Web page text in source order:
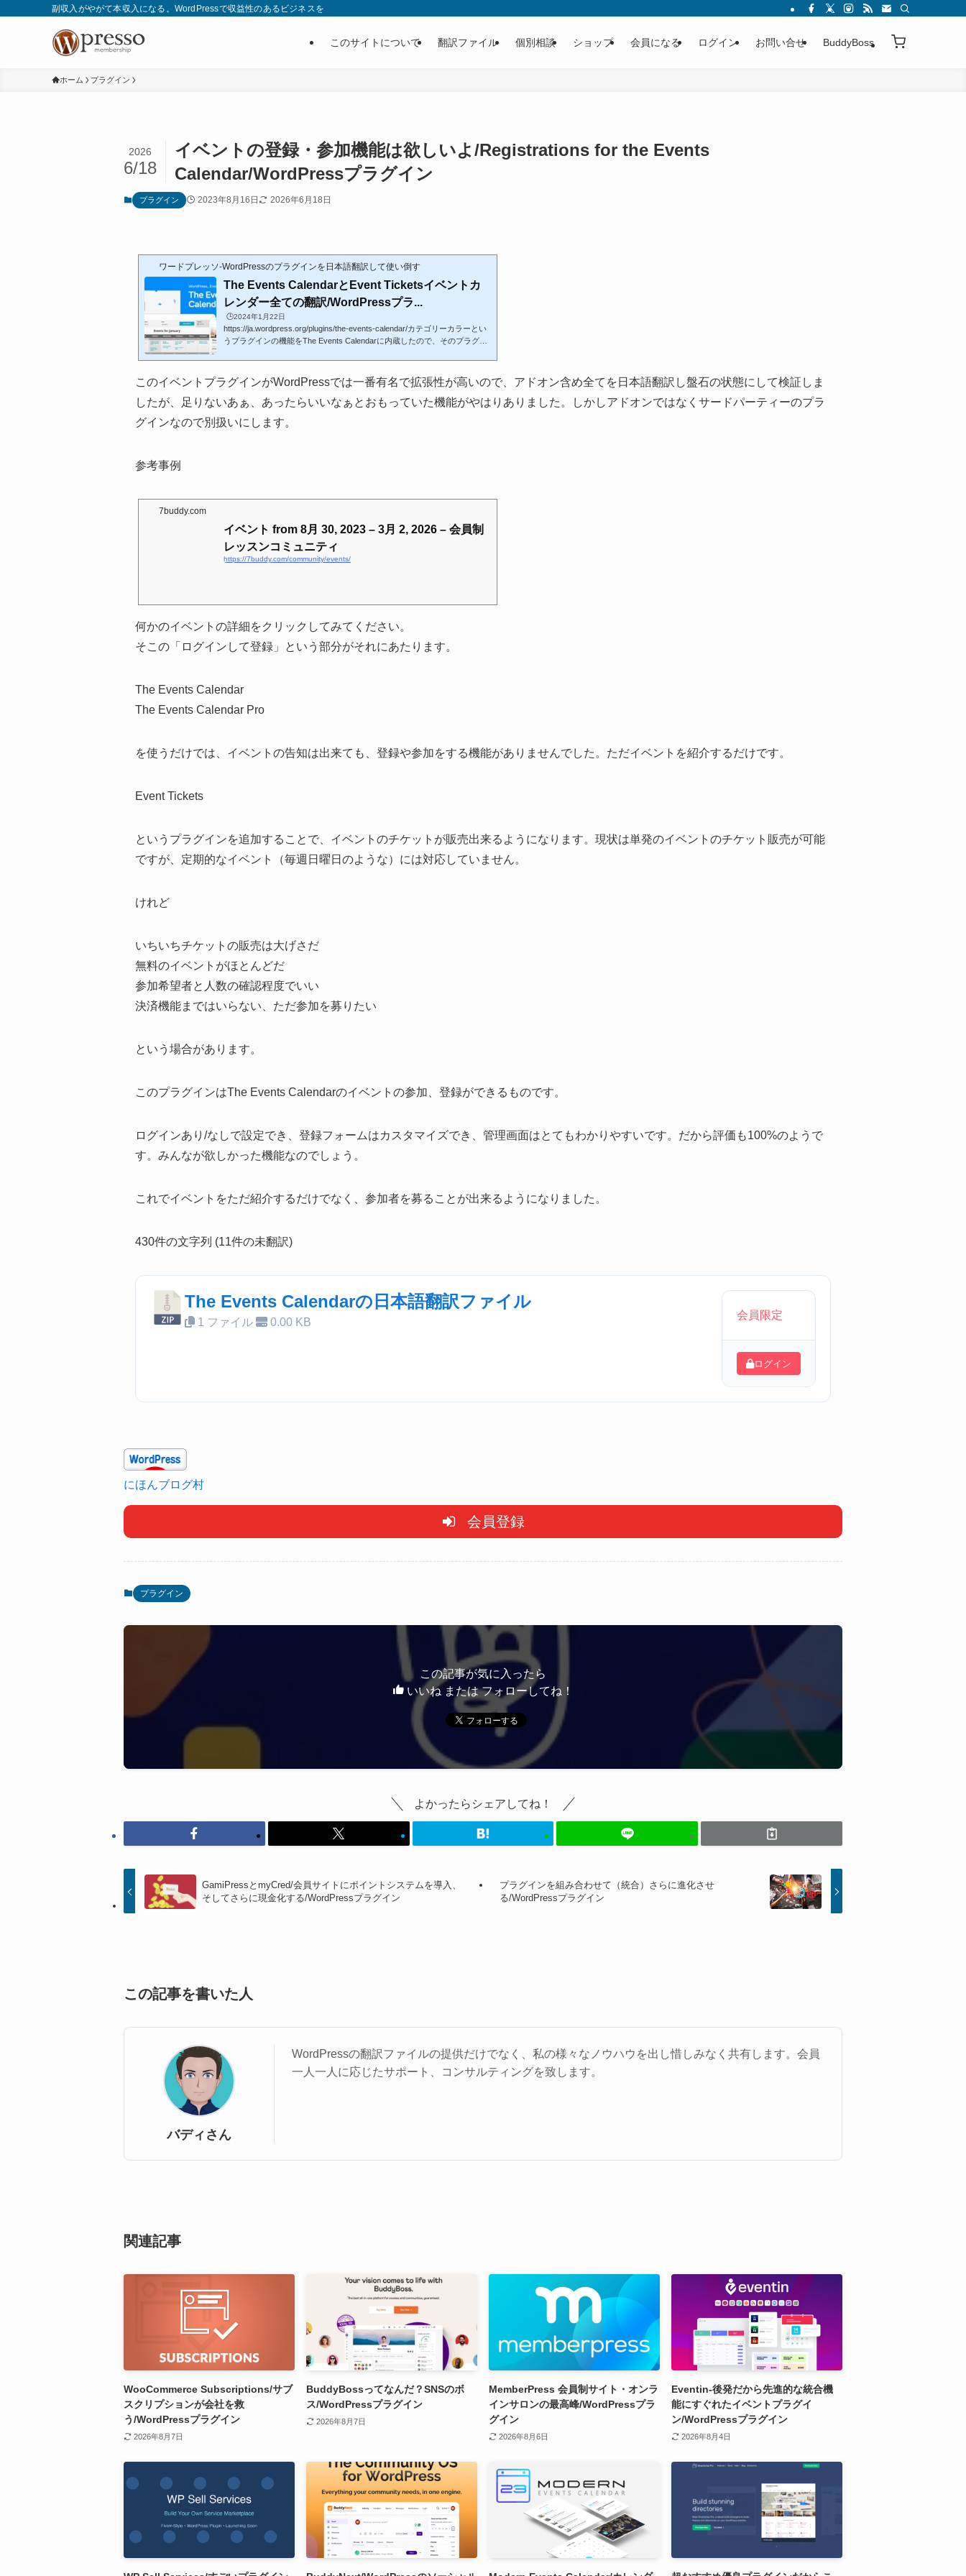
副収入がやがて本収入になる。WordPressで収益性のあるビジネスを
このサイトについて 翻訳ファイル 個別相談 ショップ 会員になる ログイン お問い合せ BuddyBoss
ホーム プラグイン
イベントの登録・参加機能は欲しいよ/Registrations for the Events
Calendar/WordPressプラグイン
2026
6/18
プラグイン 2023年8月16日 2026年6月18日
Registrations for the
Events Calendar – Event
Registration Plugin
100%
WP 6.5+
ワードプレッソ-WordPressのプラグインを日本語翻訳して使い倒す
The Events CalendarとEvent Ticketsイベントカ
レンダー全ての翻訳/WordPressプラ...
🕒️2024年1月22日
https://ja.wordpress.org/plugins/the-events-calendar/カテゴリーカラーとい
うプラグインの機能をThe Events Calendarに内蔵したので、そのプラグイ
--------WordPressで一番有名とおもわれるイベントカレンダープラグイン
です。コアプラグインよりもイベントチケットプラグインの方が翻訳文字
列が多いってどうかとおもう・・・デモサイトその存在は昔から知っては
このイベントプラグインがWordPressでは一番有名で拡張性が高いので、アドオン含め全てを日本語翻訳し盤石の状態にして検証しま
したが、足りないあぁ、あったらいいなぁとおもっていた機能がやはりありました。しかしアドオンではなくサードパーティーのプラ
グインなので別扱いにします。
参考事例
7buddy.com
イベント from 8月 30, 2023 – 3月 2, 2026 – 会員制
レッスンコミュニティ
https://7buddy.com/community/events/
何かのイベントの詳細をクリックしてみてください。
そこの「ログインして登録」という部分がそれにあたります。
The Events Calendar
The Events Calendar Pro
を使うだけでは、イベントの告知は出来ても、登録や参加をする機能がありませんでした。ただイベントを紹介するだけです。
Event Tickets
というプラグインを追加することで、イベントのチケットが販売出来るようになります。現状は単発のイベントのチケット販売が可能
ですが、定期的なイベント（毎週日曜日のような）には対応していません。
けれど
いちいちチケットの販売は大げさだ
無料のイベントがほとんどだ
参加希望者と人数の確認程度でいい
決済機能まではいらない、ただ参加を募りたい
という場合があります。
このプラグインはThe Events Calendarのイベントの参加、登録ができるものです。
ログインあり/なしで設定でき、登録フォームはカスタマイズでき、管理画面はとてもわかりやすいです。だから評価も100%のようで
す。みんなが欲しかった機能なのでしょう。
これでイベントをただ紹介するだけでなく、参加者を募ることが出来るようになりました。
430件の文字列 (11件の未翻訳)
The Events Calendarの日本語翻訳ファイル
1 ファイル 0.00 KB
会員限定
ログイン
にほんブログ村
会員登録
プラグイン
この記事が気に入ったら
いいね または フォローしてね！
よかったらシェアしてね！
GamiPressとmyCred/会員サイトにポイントシステムを導入、
そしてさらに現金化する/WordPressプラグイン
プラグインを組み合わせて（統合）さらに進化させ
る/WordPressプラグイン
この記事を書いた人
バディさん
WordPressの翻訳ファイルの提供だけでなく、私の様々なノウハウを出し惜しみなく共有します。会員
一人一人に応じたサポート、コンサルティングを致します。
関連記事
WooCommerce Subscriptions/サブ
スクリプションが会社を救
う/WordPressプラグイン
2026年8月7日
BuddyBossってなんだ？SNSのボ
ス/WordPressプラグイン
2026年8月7日
MemberPress 会員制サイト・オンラ
インサロンの最高峰/WordPressプラ
グイン
2026年8月6日
Eventin-後発だから先進的な統合機
能にすぐれたイベントプラグイ
ン/WordPressプラグイン
2026年8月4日